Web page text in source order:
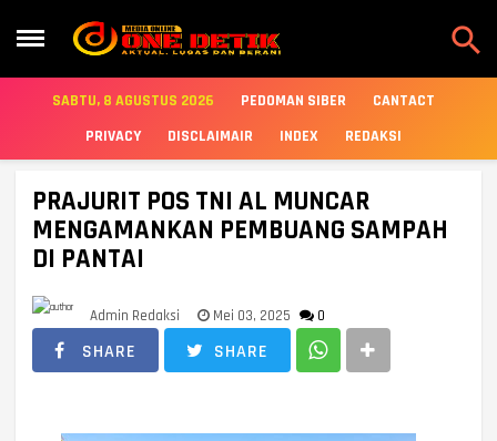

SABTU, 8 AGUSTUS 2026 PEDOMAN SIBER
CANTACT
PRIVACY
DISCLAIMAIR INDEX REDAKSI
PRAJURIT POS TNI AL MUNCAR
MENGAMANKAN PEMBUANG SAMPAH
DI PANTAI
Admin Redaksi Mei 03, 2025 0
SHARE SHARE